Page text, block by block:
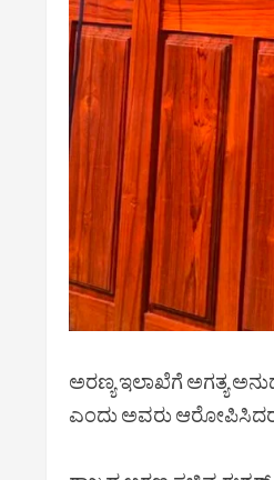
ಅರಣ್ಯ ಇಲಾಖೆಗೆ ಅಗತ್ಯ
ಎಂದು ಅವರು